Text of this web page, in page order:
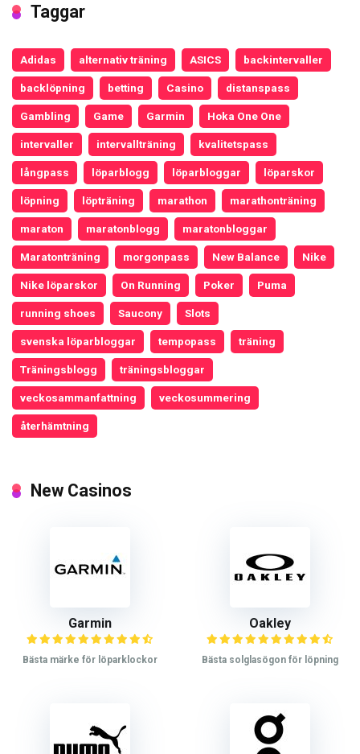
Taggar
Adidas alternativ träning ASICS backintervaller
backlöpning betting Casino distanspass
Gambling Game Garmin Hoka One One
intervaller intervallträning kvalitetspass
långpass löparblogg löparbloggar löparskor
löpning löpträning marathon marathonträning
maraton maratonblogg maratonbloggar
Maratonträning morgonpass New Balance Nike
Nike löparskor On Running Poker Puma
running shoes Saucony Slots
svenska löparbloggar tempopass träning
Träningsblogg träningsbloggar
veckosammanfattning veckosummering
återhämtning
New Casinos
Garmin
Bästa märke för löparklockor
Oakley
Bästa solglasögon för löpning